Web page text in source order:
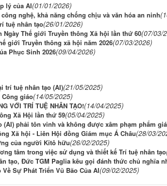
lý của AI(01/01/2026)
nghệ, khả năng chống chịu và văn hóa an ninh
tuệ nhân tạo(26/01/2026)
Thế giới Truyền thông Xã hội lần thứ 60(07/03/
giới Truyền thông xã hội năm 2026(07/03/2026)
Phục Sinh 2026(09/04/2026)
trí tuệ nhân tạo (AI)(21/05/2025)
giáo(14/05/2025)
VỚI TRÍ TUỆ NHÂN TẠO!(14/04/2025)
Xã Hội lần thứ 59(05/04/2025)
(AI) phải tôn vinh và không được xâm phạm phẩm
Xã hội - Liên Hội đồng Giám mục Á Châu(28/03/
của người Kitô hữu(26/02/2025)
tâm trong việc sử dụng và thiết kế Trí tuệ nhân tạo
tạo, Đức TGM Paglia kêu gọi đánh thức chủ nghĩa
Sự Phát Triển Vũ Bão Của AI(09/02/2025)